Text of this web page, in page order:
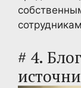
# 4.